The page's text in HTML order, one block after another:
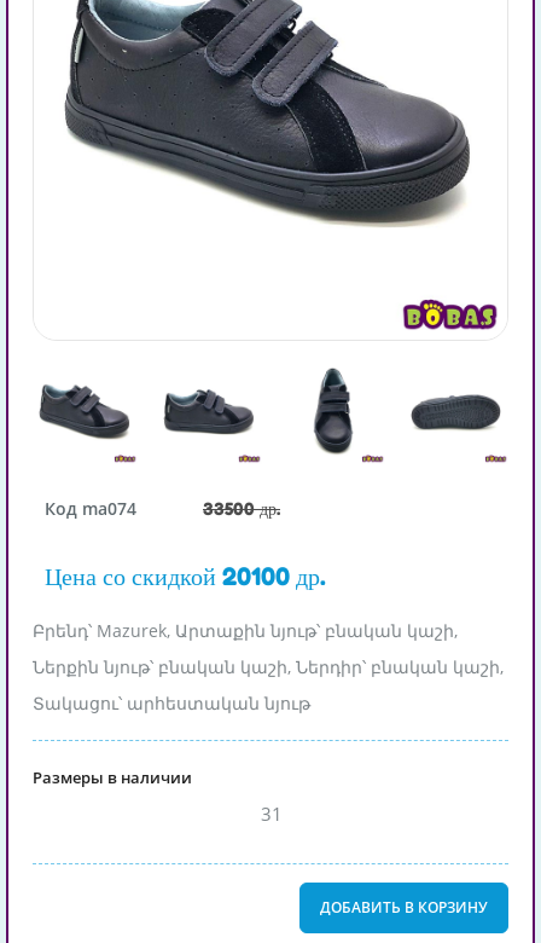
Код ma074 33500 др.
Цена со скидкой 20100 др.
Բրենդ՝ Mazurek, Արտաքին նյութ՝ բնական կաշի,
Ներքին նյութ՝ բնական կաշի, Ներդիր՝ բնական կաշի,
Տակացու՝ արհեստական նյութ
Размеры в наличии
31
ДОБАВИТЬ В КОРЗИНУ